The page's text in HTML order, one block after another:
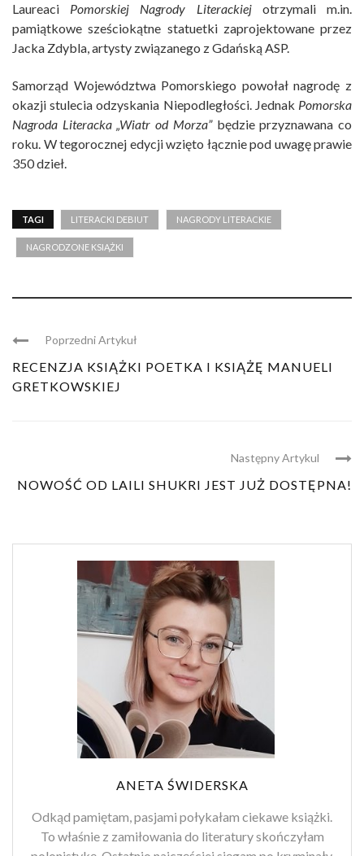
Laureaci Pomorskiej Nagrody Literackiejotrzymali m.in.
pamiątkowe sześciokątne statuetki zaprojektowane przez
Jacka Zdybla, artysty związanego z Gdańską ASP.
Samorząd Województwa Pomorskiego powołał nagrodę z
okazji stulecia odzyskania Niepodległości. Jednak Pomorska
Nagroda Literacka „Wiatr od Morza”będzie przyznawana co
roku. W tegorocznej edycji wzięto łącznie pod uwagę prawie
350 dzieł.
TAGI LITERACKI DEBIUT NAGRODY LITERACKIE
NAGRODZONE KSIĄŻKI
Poprzedni Artykuł
RECENZJA KSIĄŻKI POETKA I KSIĄŻĘ MANUELI
GRETKOWSKIEJ
Następny Artykul
NOWOŚĆ OD LAILI SHUKRI JEST JUŻ DOSTĘPNA!
ANETA ŚWIDERSKA
Odkąd pamiętam, pasjami połykałam ciekawe książki.
To właśnie z zamiłowania do literatury skończyłam